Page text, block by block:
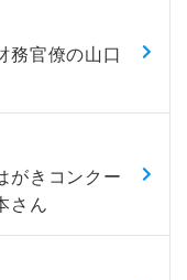
務官僚の山口
がきコンクー
さん